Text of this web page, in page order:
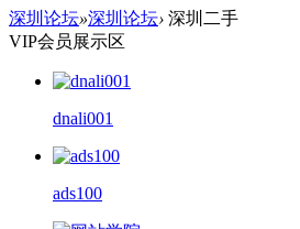
深圳论坛»深圳论坛› 深圳二手
VIP会员展示区
dnali001
ads100